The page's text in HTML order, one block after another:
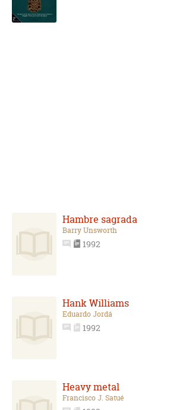
Hambre sagrada
Barry Unsworth
1992
Hank Williams
Eduardo Jordá
1992
Heavy metal
Francisco J. Satué